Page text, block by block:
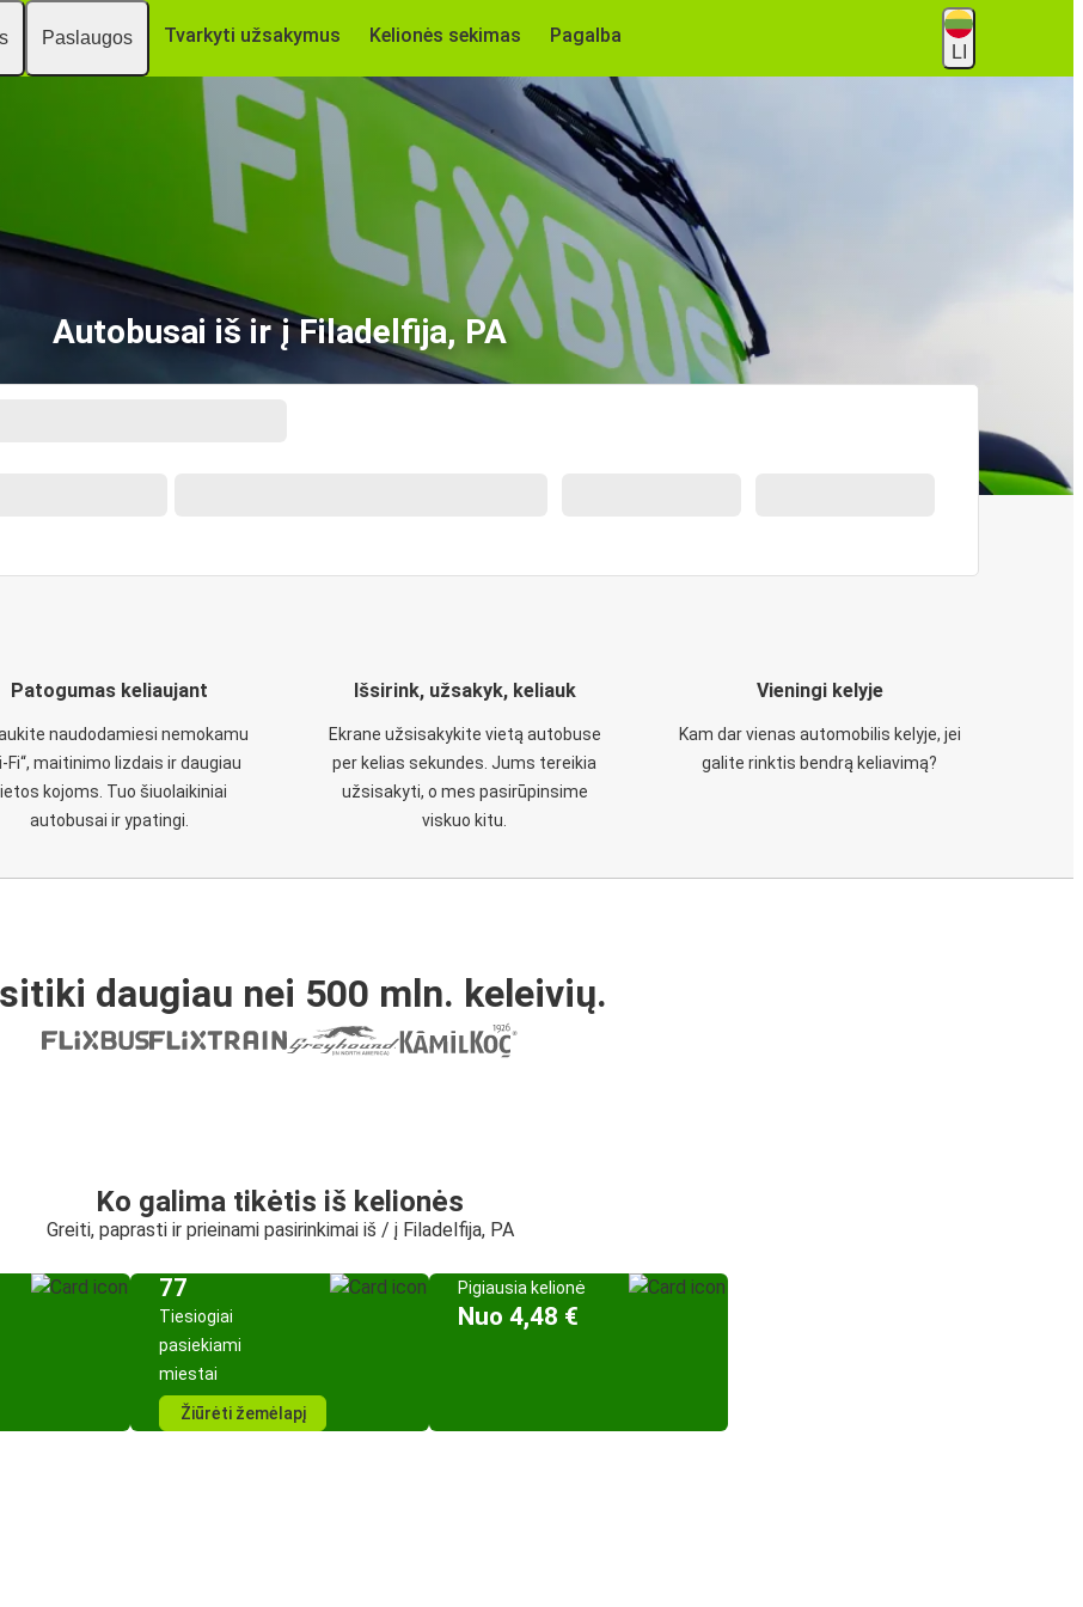
Paslaugos Tvarkyti užsakymus Kelionės sekimas Pagalba
LI
Autobusai iš ir į Filadelfija, PA
Patogumas keliaujant
naudodamiesi nemokamu
Fi“, maitinimo lizdais ir daugiau
kojoms. Tuo šiuolaikiniai
autobusai ir ypatingi.
Išsirink, užsakyk, keliauk
Ekrane užsisakykite vietą autobuse
per kelias sekundes. Jums tereikia
užsisakyti, o mes pasirūpinsime
viskuo kitu.
Vieningi kelyje
Kam dar vienas automobilis kelyje, jei
galite rinktis bendrą keliavimą?
daugiau nei 500 mln. keleivių.
Ko galima tikėtis iš kelionės
Greiti, paprasti ir prieinami pasirinkimai iš / į Filadelfija, PA
77
Tiesiogiai
pasiekiami
miestai
Žiūrėti žemėlapį
Pigiausia kelionė
Nuo 4,48 €